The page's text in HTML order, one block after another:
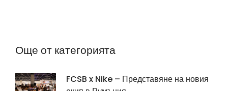
Още от категорията
FCSB x Nike – Представяне на новия